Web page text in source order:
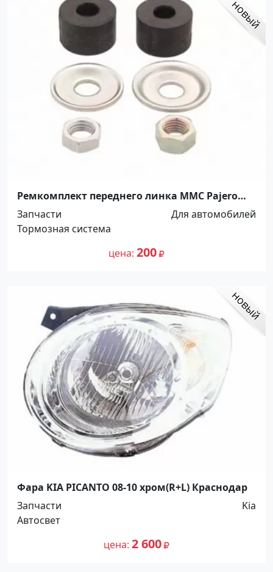
Ремкомплект переднего линка MMC Pajero
V2# / 4# 91-93 Краснодар
Запчасти
Для автомобилей
Тормозная система
цена 200
Фара KIA PICANTO 08-10 хром(R+L) Краснодар
Запчасти
Kia
Автосвет
цена 2 600